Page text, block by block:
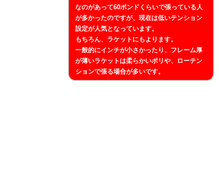
なのがあって60ポンドくらいで張っている人
が多かったのですが、現在は低いテンション
設定が人気となっています。
もちろん、ラケットにもよります。
一般的にインチが小さかったり、フレーム厚
が薄いラケットは柔らかいポリや、ローテン
ションで張る場合が多いです。